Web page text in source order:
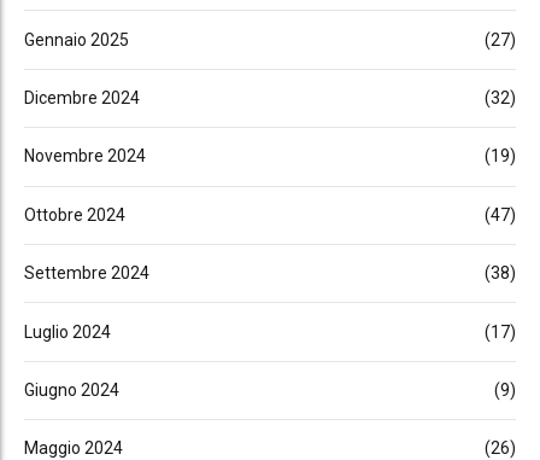
Gennaio 2025 (27)
Dicembre 2024 (32)
Novembre 2024 (19)
Ottobre 2024 (47)
Settembre 2024 (38)
Luglio 2024 (17)
Giugno 2024 (9)
Maggio 2024 (26)